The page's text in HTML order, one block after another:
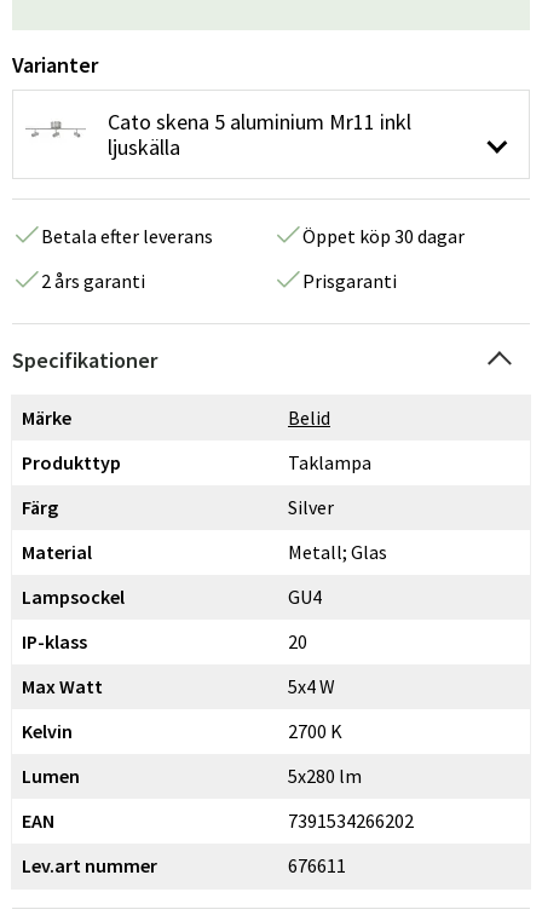
Varianter
Cato skena 5 aluminium Mr11 inkl
ljuskälla
Betala efter leverans
Öppet köp 30 dagar
2 års garanti
Prisgaranti
Specifikationer
Märke
Belid
Produkttyp
Taklampa
Färg
Silver
Material
Metall; Glas
Lampsockel
GU4
IP-klass
20
Max Watt
5x4 W
Kelvin
2700 K
Lumen
5x280 lm
EAN
7391534266202
Lev.art nummer
676611